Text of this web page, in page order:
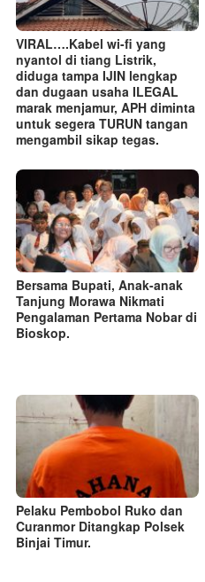
VIRAL….Kabel wi-fi yang
nyantol di tiang Listrik,
diduga tampa IJIN lengkap
dan dugaan usaha ILEGAL
marak menjamur, APH diminta
untuk segera TURUN tangan
mengambil sikap tegas.
Bersama Bupati, Anak-anak
Tanjung Morawa Nikmati
Pengalaman Pertama Nobar di
Bioskop.
Pelaku Pembobol Ruko dan
Curanmor Ditangkap Polsek
Binjai Timur.